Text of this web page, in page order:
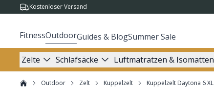
Kostenloser Versand
FitnessOutdoorGuides & BlogSummer Sale
Zelte Schlafsäcke Luftmatratzen & Isomatten
Outdoor Zelt Kuppelzelt
Kuppelzelt Daytona 6 XL